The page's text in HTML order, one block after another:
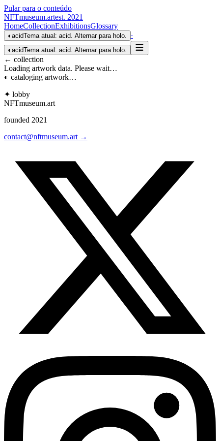
Pular para o conteúdo
NFTmuseum.artest. 2021
HomeCollectionExhibitionsGlossary
◐ acidTema atual: acid. Alternar para holo. ·
◐ acidTema atual: acid. Alternar para holo.
← collection
Loading artwork data. Please wait…
◐ cataloging artwork…
✦ lobby
NFTmuseum.art
founded 2021
contact@nftmuseum.art →